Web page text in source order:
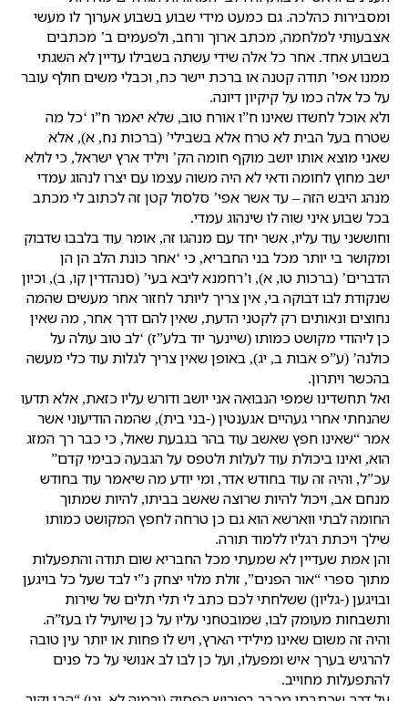
ומסבירות כהלכה. גם כמעט מידי שבוע בשבוע אערוך לו מעשי
אצבעותי למלחמה, מכתב ארוך ורחב, ולפעמים ב’ מכתבים
בשבוע אחד. אחר כל אלה שידי עשתה בשבילו עדיין לא השגתי
ממנו אפי’ תודה קטנה או ברכת יישר כח, וכבלי משים חולף עובר
על כל אלה כמו על קיקיון דיונה.
ולא אוכל לחשדו שאינו ח”ו אורח טוב, שלא יאמר ח”ו ‘כל מה
שטרח בעל הבית לא טרח אלא בשבילי’ (ברכות נח, א), אלא
שאני מוצא אותו יושב מוקף חומה הק’ ויליד ארץ ישראל, כי לולא
ישב מחוץ לחומה ודאי לא היה משוה עצמו עם יצרו לנהוג עמדי
מנהג היבש הזה – עד אשר אפי’ סלסול קטן זה לכתוב לי מכתב
בכל שבוע איני שוה לו שינהוג עמדי.
וחוששני עוד עליו, אשר יחד עם מנהגו זה, אומר עוד בלבבו שדבוק
ומקושר בי יותר מכל בני החבריא, כי ‘אחר כונת הלב הן הן
הדברים’ (ברכות טו, א), ו’רחמנא ליבא בעי’ (סנהדרין קו, ב), וכיון
שנקודת לבו דבוקה בי, אין צריך ליותר לחזור אחר מעשים שהמה
נחוצים ונאותים רק לקטני הדעת, שאין להם דרך אחר, מה שאין
כן ליהודי מקושט כמותו (שיינער יוד בלע”ז) ‘לב טוב עולה על
כולנה’ (ע”פ אבות ב, יג), באופן שאין צריך לגלות עוד כלי מעשה
בהכשר ויתרון.
ואל תחשדינו שמפי הנבואה אני יושב ודורש עליו כזאת, אלא תדעו
שהנחתי אחרי געהיים אגענטין (-בני בית), שהמה הודיעוני אשר
אמר “שאינו חפץ שאשב עוד בהר בגבעת שאול, כי כבר רך המזג
הוא, ואינו ביכולת עוד לעלות ולטפס על הגבעה כבימי קדם”
עכ”ל, והיה זה עוד בחודש אדר, ומי יודע מה שיאמר עוד בחודש
מנחם אב, ויכול להיות שרוצה שאשב בביתו, להיות שמתוך
החומה לבתי ווארשא הוא גם כן טרחה לחפץ המקושט כמותו
שילך ויכתת רגליו ללמוד תורה.
והן אמת שעדיין לא שמעתי מכל החבריא שום תודה והתפעלות
מתוך ספרי “אור הפנים”, זולת מלוי יצחק נ”י לבד שעל כל בויגען
ובויגען (-גליון) ששלחתי לכם כתב לי תלי תלים של שירות
ותשבחות מעומק לבו, שמובטחני עליו על כן שיועיל לו בעז”ה.
והיה זה משום שאינו מילידי הארץ, ויש לו פחות או יותר עין טובה
להרגיש בערך איש ומפעלו, ועל כן לבו לב אנושי על כל פנים
להתפעלות מחוייב.